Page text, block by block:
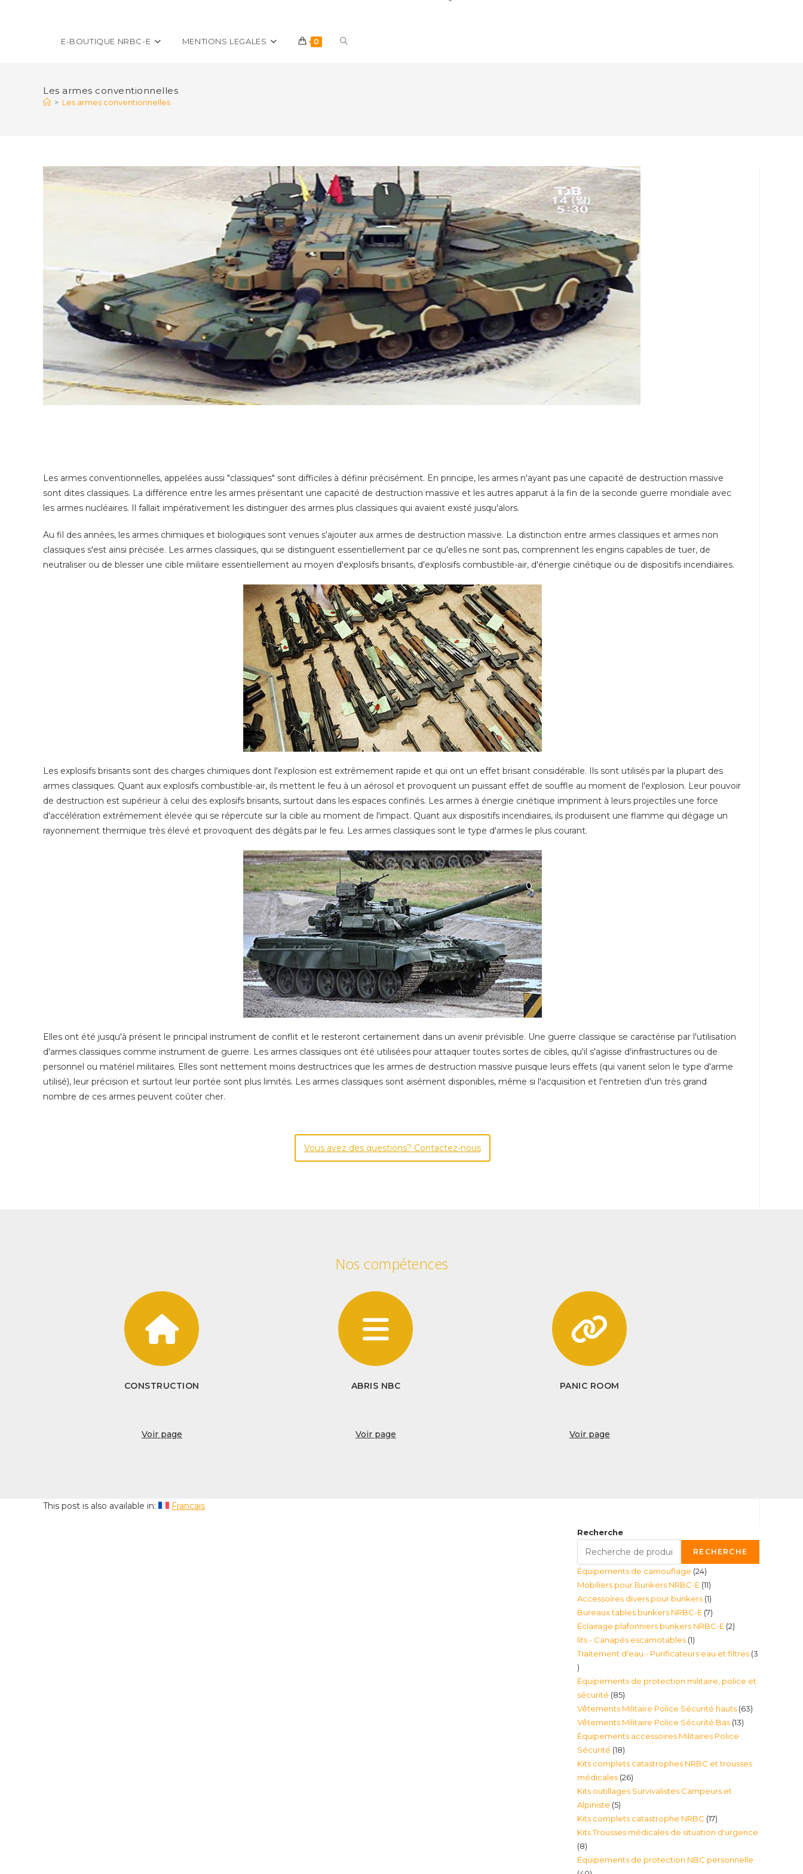
E-BOUTIQUE NRBC-E MENTIONS LEGALES 0 Toggle
Les armes conventionnelles
> Les armes conventionnelles
Les armes conventionnelles, appelées aussi "classiques" sont difficiles à définir précisément. En principe, les armes n'ayant pas une capacité de destruction massive
sont dites classiques. La différence entre les armes présentant une capacité de destruction massive et les autres apparut à la fin de la seconde guerre mondiale avec
les armes nucléaires. Il fallait impérativement les distinguer des armes plus classiques qui avaient existé jusqu'alors.
Au fil des années, les armes chimiques et biologiques sont venues s'ajouter aux armes de destruction massive. La distinction entre armes classiques et armes non
classiques s'est ainsi précisée. Les armes classiques, qui se distinguent essentiellement par ce qu'elles ne sont pas, comprennent les engins capables de tuer, de
neutraliser ou de blesser une cible militaire essentiellement au moyen d'explosifs brisants, d'explosifs combustible-air, d'énergie cinétique ou de dispositifs incendiaires.
Les explosifs brisants sont des charges chimiques dont l'explosion est extrêmement rapide et qui ont un effet brisant considérable. Ils sont utilisés par la plupart des
armes classiques. Quant aux explosifs combustible-air, ils mettent le feu à un aérosol et provoquent un puissant effet de souffle au moment de l'explosion. Leur pouvoir
de destruction est supérieur à celui des explosifs brisants, surtout dans les espaces confinés. Les armes à énergie cinétique impriment à leurs projectiles une force
d'accélération extrêmement élevée qui se répercute sur la cible au moment de l'impact. Quant aux dispositifs incendiaires, ils produisent une flamme qui dégage un
rayonnement thermique très élevé et provoquent des dégâts par le feu. Les armes classiques sont le type d'armes le plus courant.
Elles ont été jusqu'à présent le principal instrument de conflit et le resteront certainement dans un avenir prévisible. Une guerre classique se caractérise par l'utilisation
d'armes classiques comme instrument de guerre. Les armes classiques ont été utilisées pour attaquer toutes sortes de cibles, qu'il s'agisse d'infrastructures ou de
personnel ou matériel militaires. Elles sont nettement moins destructrices que les armes de destruction massive puisque leurs effets (qui varient selon le type d'arme
utilisé), leur précision et surtout leur portée sont plus limités. Les armes classiques sont aisément disponibles, même si l'acquisition et l'entretien d'un très grand
nombre de ces armes peuvent coûter cher.
Vous avez des questions? Contactez-nous
Nos compétences
CONSTRUCTION
Voir page
ABRIS NBC
Voir page
PANIC ROOM
Voir page
This post is also available in: Français
Recherche
RECHERCHE
Équipements de camouflage 2424
produits
Mobiliers pour Bunkers NRBC-E 1111
produits
Accessoires divers pour bunkers 11
produit
Bureaux tables bunkers NRBC-E 77
produits
Éclairage plafonniers bunkers NRBC-E 22
lits - Canapés escamotables 11
produit
Traitement d'eau - Purificateurs eau et filtres 3
3
produits
Équipements de protection militaire, police et
sécurité 8585
produits
Vêtements Militaire Police Sécurité hauts 6363
Vêtements Militaire Police Sécurité Bas 1313
Équipements accessoires Militaires Police
Sécurité 1818
produits
Kits complets catastrophes NRBC et trousses
médicales 2626
produits
Kits outillages Survivalistes Campeurs et
Alpiniste 55
produits
Kits complets catastrophe NRBC 1717
produits
Kits Trousses médicales de situation d'urgence
88
produits
Équipements de protection NBC personnelle